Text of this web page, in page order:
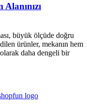
büyük ölçüde doğru
ürünler, mekanın hem
olarak daha dengeli bir